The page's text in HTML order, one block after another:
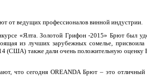
от ведущих профессионалов винной индустрии.
«Ялта. Золотой Грифон -2015» Брют был
из лучших зарубежных сомелье,
(США) также дали очень положительную оценку
что сегодня OREANDA Брют – это